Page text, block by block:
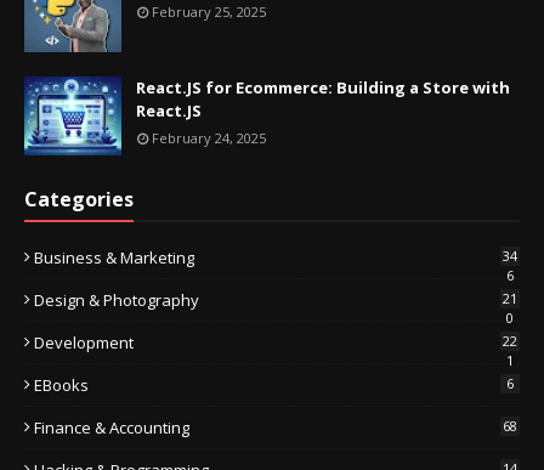
February 25, 2025
React.JS for Ecommerce: Building a Store with
React.JS
February 24, 2025
Categories
Business & Marketing
34
6
Design & Photography
21
0
Development
22
1
EBooks 6
Finance & Accounting 68